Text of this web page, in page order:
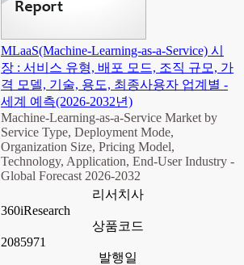
MLaaS(Machine-Learning-as-a-Service) 시
장 : 서비스 유형, 배포 모드, 조직 규모, 가
격 모델, 기술, 용도, 최종사용자 업계별 -
세계 예측(2026-2032년)
Machine-Learning-as-a-Service Market by
Service Type, Deployment Mode,
Organization Size, Pricing Model,
Technology, Application, End-User Industry -
Global Forecast 2026-2032
리서치사
360iResearch
상품코드
2085971
발행일